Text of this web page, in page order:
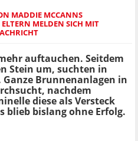
MADDIE MCCANNS
MELDEN SICH MIT
auftauchen. Seitdem
Stein um, suchten in
Brunnenanlagen in
nachdem
diese als Versteck
blieb bislang ohne Erfolg.